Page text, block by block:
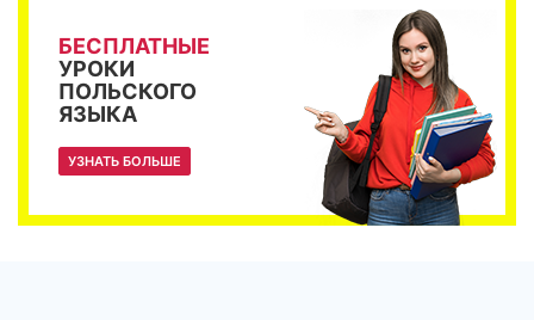
БЕСПЛАТНЫЕ
УРОКИ
ПОЛЬСКОГО
ЯЗЫКА
УЗНАТЬ БОЛЬШЕ